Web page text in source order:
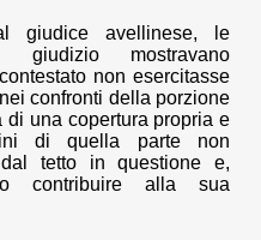
giudice avellinese, le
giudizio mostravano
non esercitasse
confronti della porzione
di una copertura propria e
di quella parte non
tetto in questione e,
contribuire alla sua